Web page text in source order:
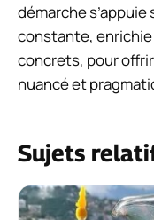
démarche
constante, enrichie
concrets, pour
nuancé et
Sujets